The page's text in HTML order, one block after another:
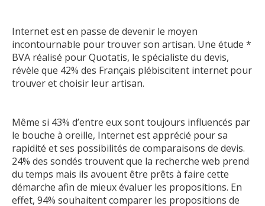
Internet est en passe de devenir le moyen
incontournable pour trouver son artisan. Une étude *
BVA réalisé pour Quotatis, le spécialiste du devis,
révèle que 42% des Français plébiscitent internet pour
trouver et choisir leur artisan.
Même si 43% d’entre eux sont toujours influencés par
le bouche à oreille, Internet est apprécié pour sa
rapidité et ses possibilités de comparaisons de devis.
24% des sondés trouvent que la recherche web prend
du temps mais ils avouent être prêts à faire cette
démarche afin de mieux évaluer les propositions. En
effet, 94% souhaitent comparer les propositions de